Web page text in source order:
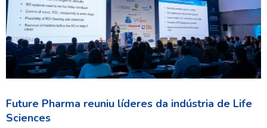
Future Pharma reuniu líderes da indústria de Life
Sciences